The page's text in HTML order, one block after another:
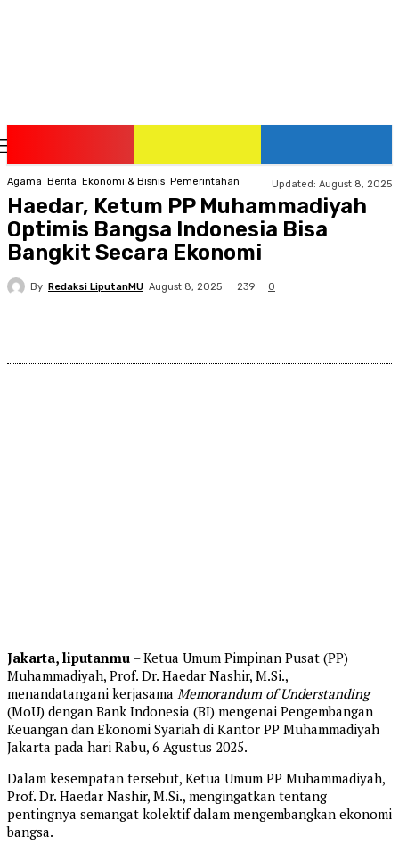
Agama Berita Ekonomi & Bisnis Pemerintahan Updated: August 8, 2025
Haedar, Ketum PP Muhammadiyah
Optimis Bangsa Indonesia Bisa
Bangkit Secara Ekonomi
By Redaksi LiputanMU August 8, 2025 239 0
Jakarta, liputanmu – Ketua Umum Pimpinan Pusat (PP)
Muhammadiyah, Prof. Dr. Haedar Nashir, M.Si.,
menandatangani kerjasama Memorandum of Understanding
(MoU) dengan Bank Indonesia (BI) mengenai Pengembangan
Keuangan dan Ekonomi Syariah di Kantor PP Muhammadiyah
Jakarta pada hari Rabu, 6 Agustus 2025.
Dalam kesempatan tersebut, Ketua Umum PP Muhammadiyah,
Prof. Dr. Haedar Nashir, M.Si., mengingatkan tentang
pentingnya semangat kolektif dalam mengembangkan ekonomi
bangsa.